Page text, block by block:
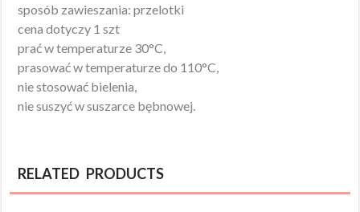
sposób zawieszania: przelotki
cena dotyczy 1 szt
prać w temperaturze 30°C,
prasować w temperaturze do 110°C,
nie stosować bielenia,
nie suszyć w suszarce bębnowej.
RELATED PRODUCTS